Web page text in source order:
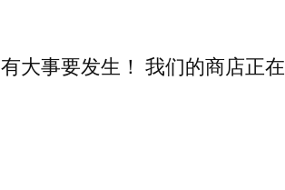
有大事要发生！ 我们的商店正